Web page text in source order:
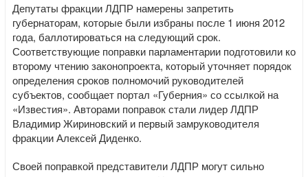
Депутаты фракции ЛДПР намерены запретить
губернаторам, которые были избраны после 1 июня 2012
года, баллотироваться на следующий срок.
Соответствующие поправки парламентарии подготовили ко
второму чтению законопроекта, который уточняет порядок
определения сроков полномочий руководителей
субъектов, сообщает портал «Губерния» со ссылкой на
«Известия». Авторами поправок стали лидер ЛДПР
Владимир Жириновский и первый замруководителя
фракции Алексей Диденко.
Своей поправкой представители ЛДПР могут сильно